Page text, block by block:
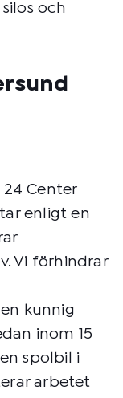
och
Center
enligt en
Vi förhindrar
kunnig
inom 15
spolbil i
arbetet